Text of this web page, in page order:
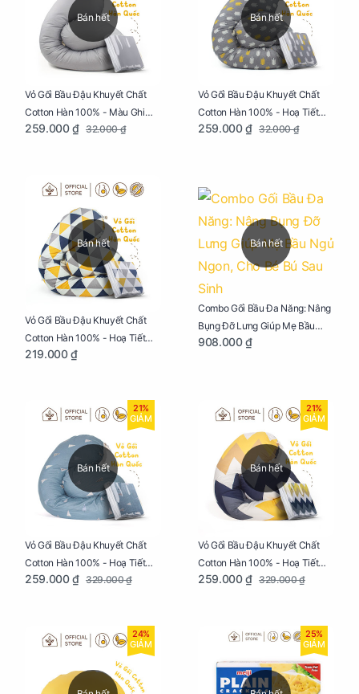
Bán hết
Vỏ Gối Bầu Đậu Khuyết Chất
Cotton Hàn 100% - Màu Ghi
Xám
259.000 ₫ 32.000 ₫
Bán hết
Vỏ Gối Bầu Đậu Khuyết Chất
Cotton Hàn 100% - Hoạ Tiết
Xương Cá
259.000 ₫ 32.000 ₫
Bán hết
Vỏ Gối Bầu Đậu Khuyết Chất
Cotton Hàn 100% - Hoạ Tiết
Tam Giác
219.000 ₫
Bán hết
Combo Gối Bầu Đa Năng: Nâng
Bụng Đỡ Lưng Giúp Mẹ Bầu
Ngủ Ngon, Cho Bé Bú Sau Sinh
908.000 ₫
Bán hết
21%
GIẢM
Vỏ Gối Bầu Đậu Khuyết Chất
Cotton Hàn 100% - Hoạ Tiết
Thông Lạnh
259.000 ₫ 329.000 ₫
Bán hết
21%
GIẢM
Vỏ Gối Bầu Đậu Khuyết Chất
Cotton Hàn 100% - Hoạ Tiết
Ziczac
259.000 ₫ 329.000 ₫
24%
GIẢM
25%
GIẢM